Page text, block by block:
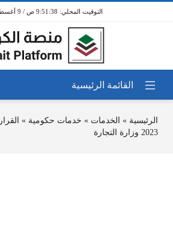
9:51:38 ص / 9 أغسطس 2026
الرئيسية » الخدمات » خدمات حكومية »
2023 وزارة التجارة